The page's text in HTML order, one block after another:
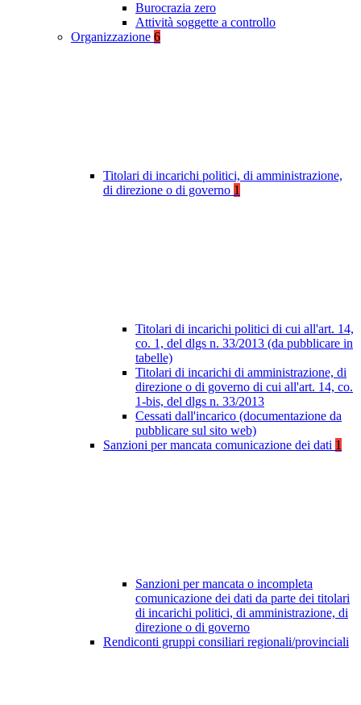
Burocrazia zero
Attività soggette a controllo
Organizzazione 6
Titolari di incarichi politici, di amministrazione,
di direzione o di governo 1
Titolari di incarichi politici di cui all'art. 14,
co. 1, del dlgs n. 33/2013 (da pubblicare in
tabelle)
Titolari di incarichi di amministrazione, di
direzione o di governo di cui all'art. 14, co.
1-bis, del dlgs n. 33/2013
Cessati dall'incarico (documentazione da
pubblicare sul sito web)
Sanzioni per mancata comunicazione dei dati 1
Sanzioni per mancata o incompleta
comunicazione dei dati da parte dei titolari
di incarichi politici, di amministrazione, di
direzione o di governo
Rendiconti gruppi consiliari regionali/provinciali